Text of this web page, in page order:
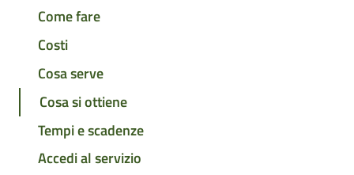
Come fare
Costi
Cosa serve
Cosa si ottiene
Tempi e scadenze
Accedi al servizio